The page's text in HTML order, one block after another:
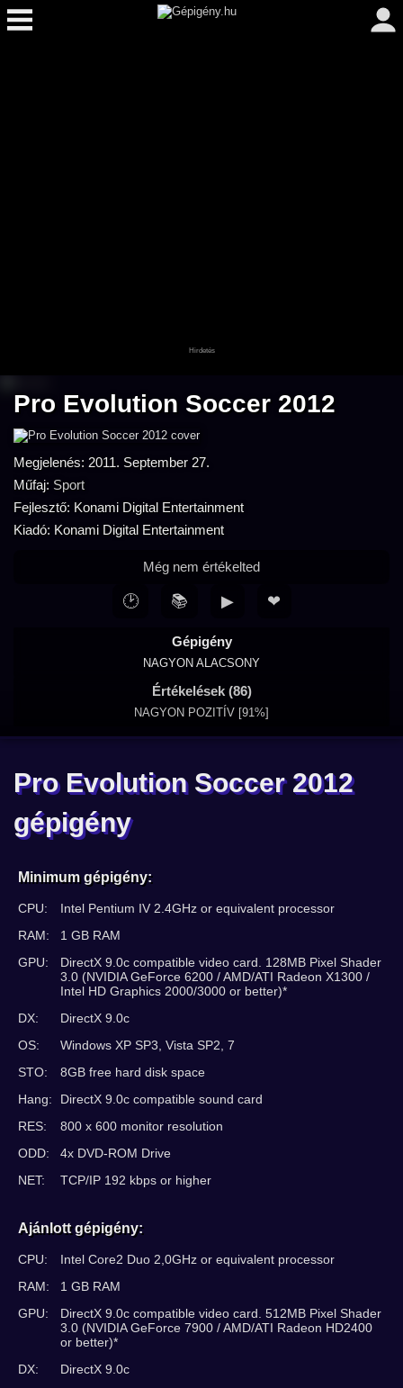
Pro Evolution Soccer 2012
Megjelenés: 2011. September 27.
Műfaj: Sport
Fejlesztő: Konami Digital Entertainment
Kiadó: Konami Digital Entertainment
Gépigény
NAGYON ALACSONY
Értékelések (86)
NAGYON POZITÍV [91%]
Még nem értékelted
🕑 📚 ▶ ❤
Pro Evolution Soccer 2012
gépigény
Minimum gépigény:
CPU:
Intel Pentium IV 2.4GHz or equivalent processor
RAM:
1 GB RAM
GPU:
DirectX 9.0c compatible video card. 128MB Pixel Shader
3.0 (NVIDIA GeForce 6200 / AMD/ATI Radeon X1300 /
Intel HD Graphics 2000/3000 or better)*
DX:
DirectX 9.0c
OS:
Windows XP SP3, Vista SP2, 7
STO:
8GB free hard disk space
Hang:
DirectX 9.0c compatible sound card
RES:
800 x 600 monitor resolution
ODD:
4x DVD-ROM Drive
NET:
TCP/IP 192 kbps or higher
Ajánlott gépigény:
CPU:
Intel Core2 Duo 2,0GHz or equivalent processor
RAM:
1 GB RAM
GPU:
DirectX 9.0c compatible video card. 512MB Pixel Shader
3.0 (NVIDIA GeForce 7900 / AMD/ATI Radeon HD2400
or better)*
DX:
DirectX 9.0c